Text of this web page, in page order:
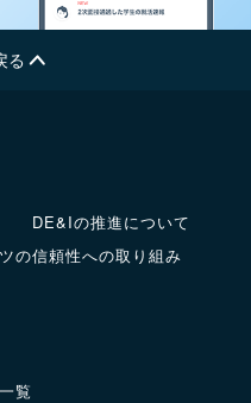
る
DE&Iの推進について
の信頼性への取り組み
覧